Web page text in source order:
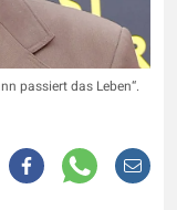
passiert das Leben“.